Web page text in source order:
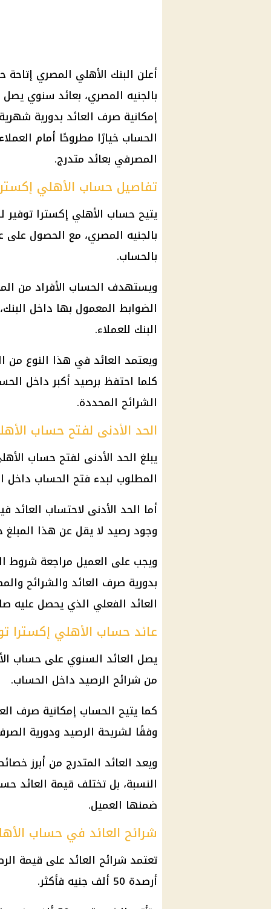
أعلن البنك الأهلي المصري
الحساب خيارًا مطروحًا أمام
المصرفي بعائد متدرج.
تفاصيل حساب الأهلي
يتيح حساب الأهلي إكسترا توفير
بالجنيه المصري، مع الحصول على
بالحساب.
ويستهدف الحساب الأفراد من
الضوابط المعمول بها داخل
البنك للعملاء.
ويعتمد العائد في هذا النوع من
كلما احتفظ برصيد أكبر داخل
الشرائح المحددة.
الحد الأدنى لفتح حساب
المطلوب لبدء فتح الحساب داخل
وجود رصيد لا يقل عن هذا
ويجب على العميل مراجعة شروط
بدورية صرف العائد والشرائح
العائد الفعلي الذي يحصل عليه
عائد حساب الأهلي إكسترا
من شرائح الرصيد داخل الحساب.
وفقًا لشريحة الرصيد ودورية
ويعد العائد المتدرج من أبرز
النسبة، بل تختلف قيمة العائد
ضمنها العميل.
شرائح العائد في حساب
تعتمد شرائح العائد على قيمة
أرصدة 50 ألف جنيه فأكثر.